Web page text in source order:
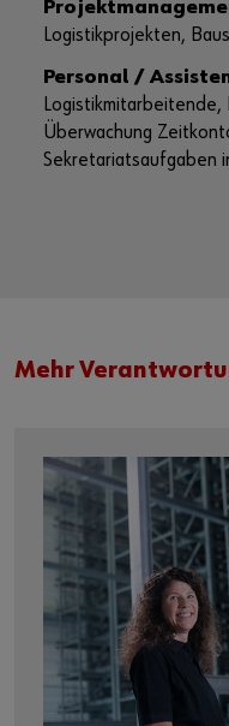
Logistikprojekten,
Personal /
Logistikmitarbeitende,
Überwachung
Sekretariatsaufgaben
Mehr